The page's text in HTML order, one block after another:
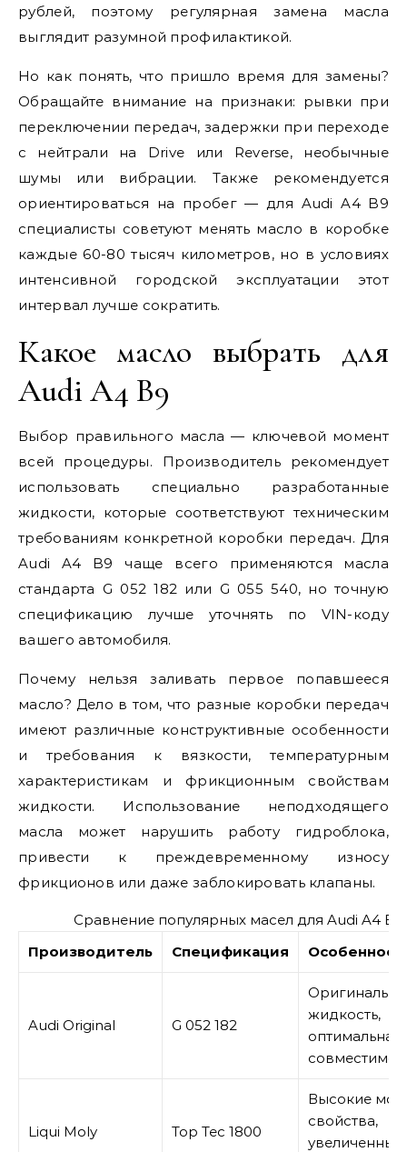
рублей, поэтому регулярная замена масла
выглядит разумной профилактикой.
Но как понять, что пришло время для замены?
Обращайте внимание на признаки: рывки при
переключении передач, задержки при переходе
с нейтрали на Drive или Reverse, необычные
шумы или вибрации. Также рекомендуется
ориентироваться на пробег — для Audi A4 B9
специалисты советуют менять масло в коробке
каждые 60-80 тысяч километров, но в условиях
интенсивной городской эксплуатации этот
интервал лучше сократить.
Какое масло выбрать для
Audi A4 B9
Выбор правильного масла — ключевой момент
всей процедуры. Производитель рекомендует
использовать специально разработанные
жидкости, которые соответствуют техническим
требованиям конкретной коробки передач. Для
Audi A4 B9 чаще всего применяются масла
стандарта G 052 182 или G 055 540, но точную
спецификацию лучше уточнять по VIN-коду
вашего автомобиля.
Почему нельзя заливать первое попавшееся
масло? Дело в том, что разные коробки передач
имеют различные конструктивные особенности
и требования к вязкости, температурным
характеристикам и фрикционным свойствам
жидкости. Использование неподходящего
масла может нарушить работу гидроблока,
привести к преждевременному износу
фрикционов или даже заблокировать клапаны.
Сравнение популярных масел для Audi A4 B9
Производитель
Спецификация
Audi Original G 052 182
жидкость,
оптимальная
Liqui Moly Top Tec 1800
Высокие
свойства,